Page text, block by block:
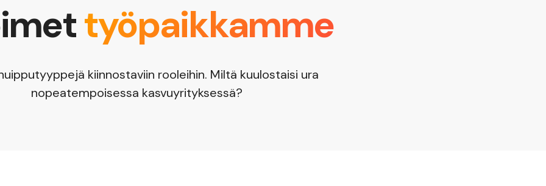
työpaikkamme
kiinnostaviin rooleihin. Miltä kuulostaisi ura
nopeatempoisessa kasvuyrityksessä?